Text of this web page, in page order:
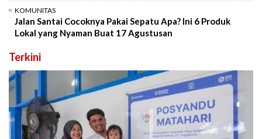
KOMUNITAS
Jalan Santai Cocoknya Pakai Sepatu Apa? Ini 6 Produk
Lokal yang Nyaman Buat 17 Agustusan
Terkini